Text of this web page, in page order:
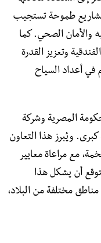
طموحة تستجيب
والأمان الصحي. كما
وتعزيز القدرة
في أعداد السياح
المصرية وشركة
ويُبرز هذا التعاون
مع مراعاة معايير
أن يشكل هذا
مختلفة من البلاد،